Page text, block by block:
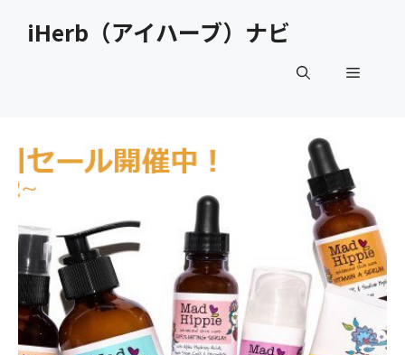
iHerb（アイハーブ）ナビ
メ
ー